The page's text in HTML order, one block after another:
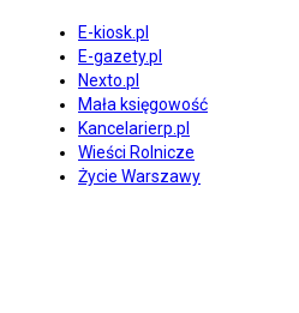
E-kiosk.pl
E-gazety.pl
Nexto.pl
Mała księgowość
Kancelarierp.pl
Wieści Rolnicze
Życie Warszawy